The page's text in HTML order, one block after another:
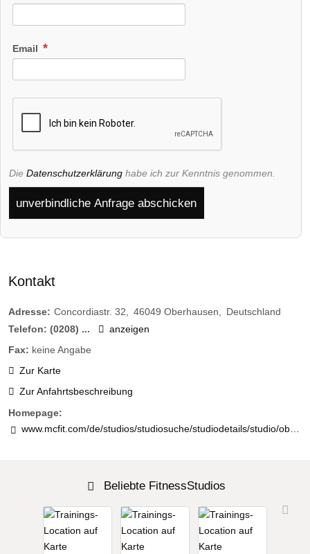
Email
Die Datenschutzerklärung habe ich zur Kenntnis genommen.
unverbindliche Anfrage abschicken
Kontakt
Adresse: Concordiastr. 32 46049 Oberhausen
Deutschland
Telefon: (0208) ...
anzeigen
Fax: keine Angabe
Zur Karte
Zur Anfahrtsbeschreibung
Homepage:
www.mcfit.com/de/studios/studiosuche/studiodetails/studio/oberhausen-altstadt/
Beliebte FitnessStudios